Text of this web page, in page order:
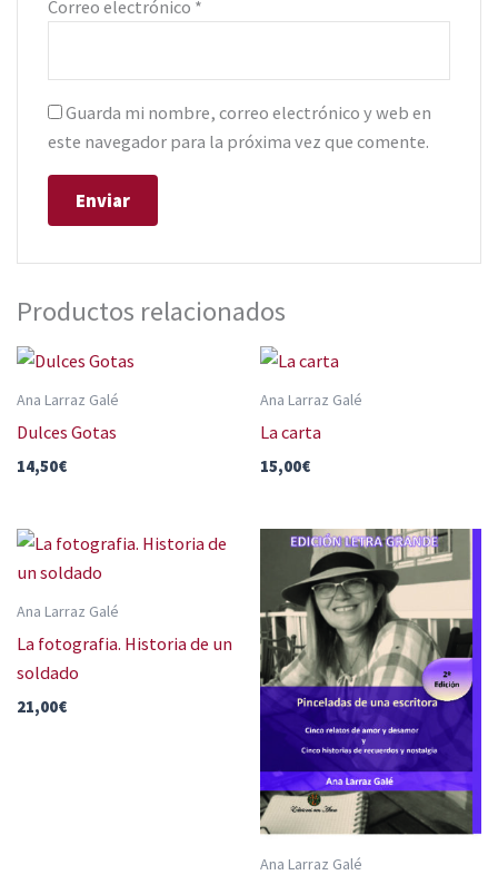
Correo electrónico *
Guarda mi nombre, correo electrónico y web en
este navegador para la próxima vez que comente.
Productos relacionados
Ana Larraz Galé
Dulces Gotas
14,50€
Ana Larraz Galé
La carta
15,00€
Ana Larraz Galé
La fotografia. Historia de un
soldado
21,00€
Ana Larraz Galé